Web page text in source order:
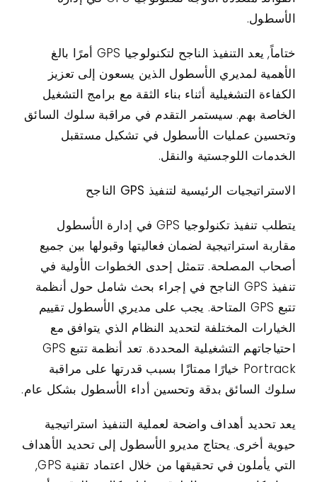
الأسطول.
ختاماً, يعد التنفيذ الناجح لتكنولوجيا GPS أمرًا بالغ
الأهمية لمديري الأسطول الذين يسعون إلى تعزيز
الكفاءة التشغيلية أثناء بناء الثقة مع برامج التشغيل
الخاصة بهم. سيستمر التقدم في مراقبة سلوك السائق
وتحسين عمليات الأسطول في تشكيل مستقبل
الخدمات اللوجستية والنقل.
الاستراتيجيات الرئيسية لتنفيذ GPS الناجح
يتطلب تنفيذ تكنولوجيا GPS في إدارة الأسطول
مقاربة استراتيجية لضمان فعاليتها وقبولها بين جميع
أصحاب المصلحة. تتمثل إحدى الخطوات الأولية في
تنفيذ GPS الناجح في إجراء بحث شامل حول أنظمة
تتبع GPS المتاحة. يجب على مديري الأسطول تقييم
الخيارات المختلفة لتحديد النظام الذي يتوافق مع
احتياجاتهم التشغيلية المحددة. تعد أنظمة تتبع GPS
Portrack خيارًا ممتازًا بسبب قدرتها على مراقبة
سلوك السائق بدقة وتحسين أداء الأسطول بشكل عام.
يعد تحديد أهداف واضحة لعملية التنفيذ استراتيجية
حيوية أخرى. يحتاج مديرو الأسطول إلى تحديد الأهداف
التي يأملون في تحقيقها من خلال اعتماد تقنية GPS,